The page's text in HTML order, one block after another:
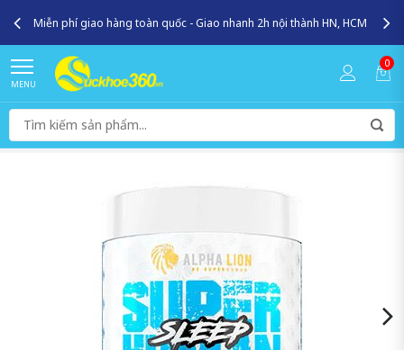
Miễn phí giao hàng toàn quốc - Giao nhanh 2h nội thành HN, HCM
MENU
0